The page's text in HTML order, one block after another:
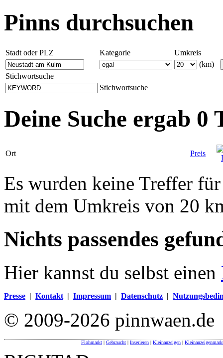
Pinns durchsuchen
Stadt oder PLZ Kategorie
Umkreis
(km)
Stichwortsuche
Stichwortsuche
Deine Suche ergab 0
Ort Preis
Es wurden keine Treffer
mit dem Umkreis von 20
Nichts passendes
Hier kannst du selbst einen
Presse | Kontakt | Impressum | Datenschutz |
© 2009-2026 pinnwaen.de
Flohmarkt | Gebraucht | Inserieren | Kleinanzeigen |